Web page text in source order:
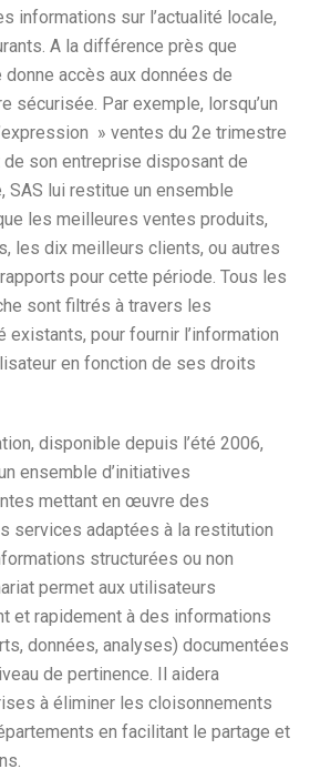
informations sur l’actualité locale,
A la différence près que
accès aux données de
sécurisée. Par exemple, lorsqu’un
» ventes du 2e trimestre
de son entreprise disposant de
SAS lui restitue un ensemble
les meilleures ventes produits,
les dix meilleurs clients, ou autres
pour cette période. Tous les
sont filtrés à travers les
pour fournir l’information
en fonction de ses droits
disponible depuis l’été 2006,
ensemble d’initiatives
mettant en œuvre des
services adaptées à la restitution
structurées ou non
permet aux utilisateurs
et rapidement à des informations
données, analyses) documentées
de pertinence. Il aidera
à éliminer les cloisonnements
en facilitant le partage et